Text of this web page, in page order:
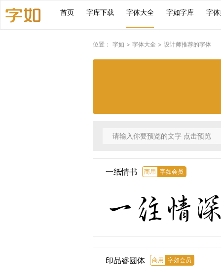
首页 字库下载 字体大全 字如字库 字
位置： 字如 > 字体大全 > 设计师推荐的字体
一纸情书 商用 字如会员
一往情
印品睿圆体 商用 字如会员